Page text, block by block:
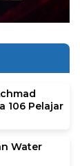
106 Pelajar
Water